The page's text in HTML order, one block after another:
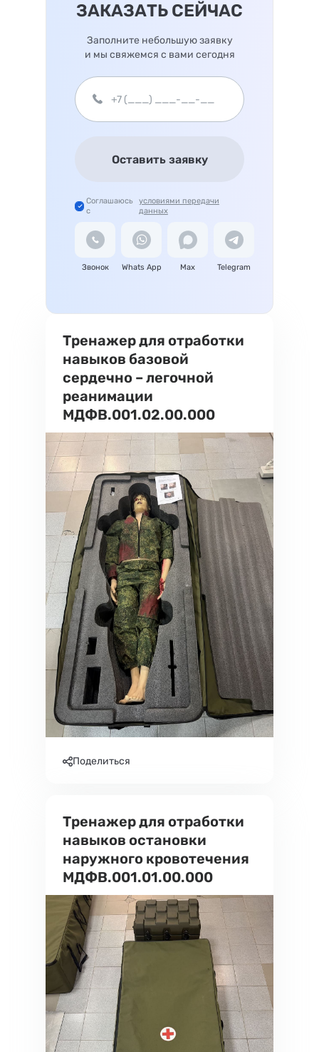
Тренажер для отработки
навыков базовой
сердечно – легочной
реанимации
МДФВ.001.02.00.000
Поделиться
Тренажер для отработки
навыков остановки
наружного кровотечения
МДФВ.001.01.00.000
ЗАКАЗАТЬ СЕЙЧАС
Заполните небольшую заявку
и мы свяжемся с вами сегодня
Оставить заявку
Соглашаюсь
с
условиями передачи
данных
Звонок Whats App Max Telegram